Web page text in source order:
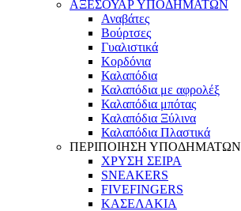
ΑΞΕΣΟΥΑΡ ΥΠΟΔΗΜΑΤΩΝ
Αναβάτες
Βούρτσες
Γυαλιστικά
Κορδόνια
Καλαπόδια
Καλαπόδια με αφρολέξ
Καλαπόδια μπότας
Καλαπόδια Ξύλινα
Καλαπόδια Πλαστικά
ΠΕΡΙΠΟΙΗΣΗ ΥΠΟΔΗΜΑΤΩΝ
ΧΡΥΣΗ ΣΕΙΡΑ
SNEAKERS
FIVEFINGERS
ΚΑΣΕΛΑΚΙΑ